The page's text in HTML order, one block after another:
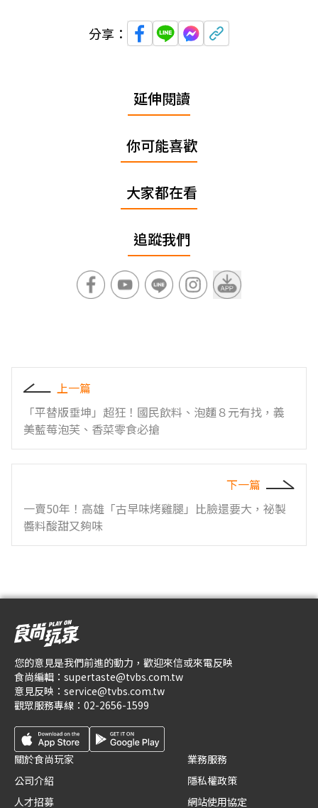
分享：
延伸閱讀
你可能喜歡
大家都在看
追蹤我們
上一篇
「平替版垂坤」超狂！國民飲料、泡麵８元有找，義
美藍莓泡芙、香菜零食必搶
下一篇
一賣50年！高雄「古早味烤雞腿」比臉還要大，祕製
醬料酸甜又夠味
您的意見是我們前進的動力，歡迎來信或來電反映
食尚編輯： supertaste@tvbs.com.tw
意見反映： service@tvbs.com.tw
觀眾服務專線： 02-2656-1599
關於食尚玩家
公司介紹
人才招募
業務服務
隱私權政策
網站使用協定